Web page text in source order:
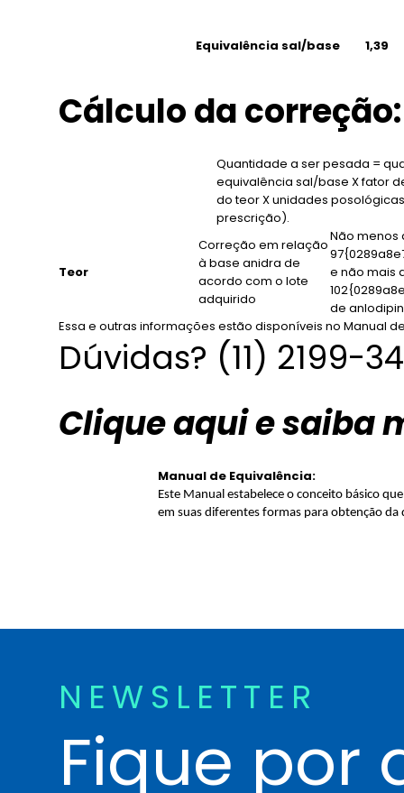
Equivalência sal/base 1,39
Cálculo da correção:
Quantidade a ser pesada =
equivalência sal/base X fator
do teor X unidades
prescrição).
Teor
Correção em relação
à base anidra de
acordo com o lote
adquirido
Não menos
e não mais
de
Essa e outras informações estão disponíveis no Manual
Dúvidas? (11) 2199-
Clique aqui e saiba
Manual de Equivalência:
Este Manual estabelece o conceito básico
em suas diferentes formas para obtenção
NEWSLETTER
Fique por